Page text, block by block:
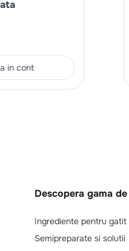
in cont
Descopera gama
Ingrediente pentru gatit
Semipreparate si solutii